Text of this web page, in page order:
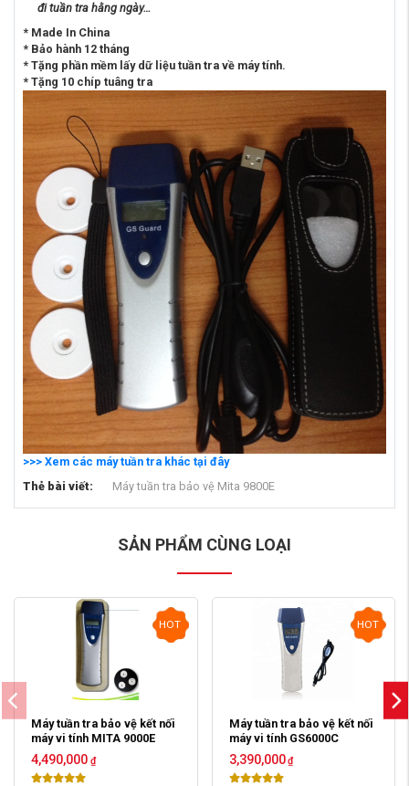
đi tuần tra hằng ngày…
* Made In China
* Bảo hành 12 tháng
* Tặng phần mềm lấy dữ liệu tuần tra về máy tính.
* Tặng 10 chíp tuâng tra
>>> Xem các máy tuần tra khác tại đây
Thẻ bài viết:
Máy tuần tra bảo vệ Mita 9800E
SẢN PHẨM CÙNG LOẠI
HOT
Máy tuần tra bảo vệ kết nối
máy vi tính MITA 9000E
4,490,000 ₫
HOT
Máy tuần tra bảo vệ kết nối
máy vi tính GS6000C
3,390,000 ₫